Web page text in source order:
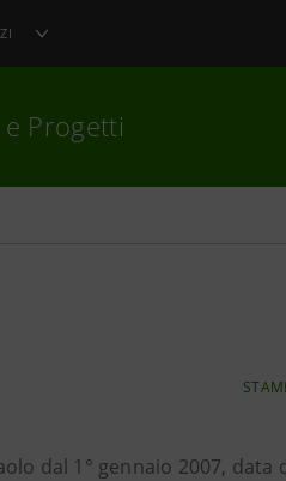
e Progetti
dal 1° gennaio 2007, data